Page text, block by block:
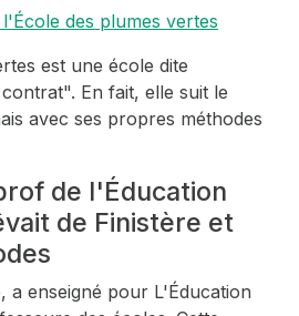
des plumes vertes
est une école dite
En fait, elle suit le
avec ses propres méthodes
de l'Éducation
de Finistère et
a enseigné pour L'Éducation